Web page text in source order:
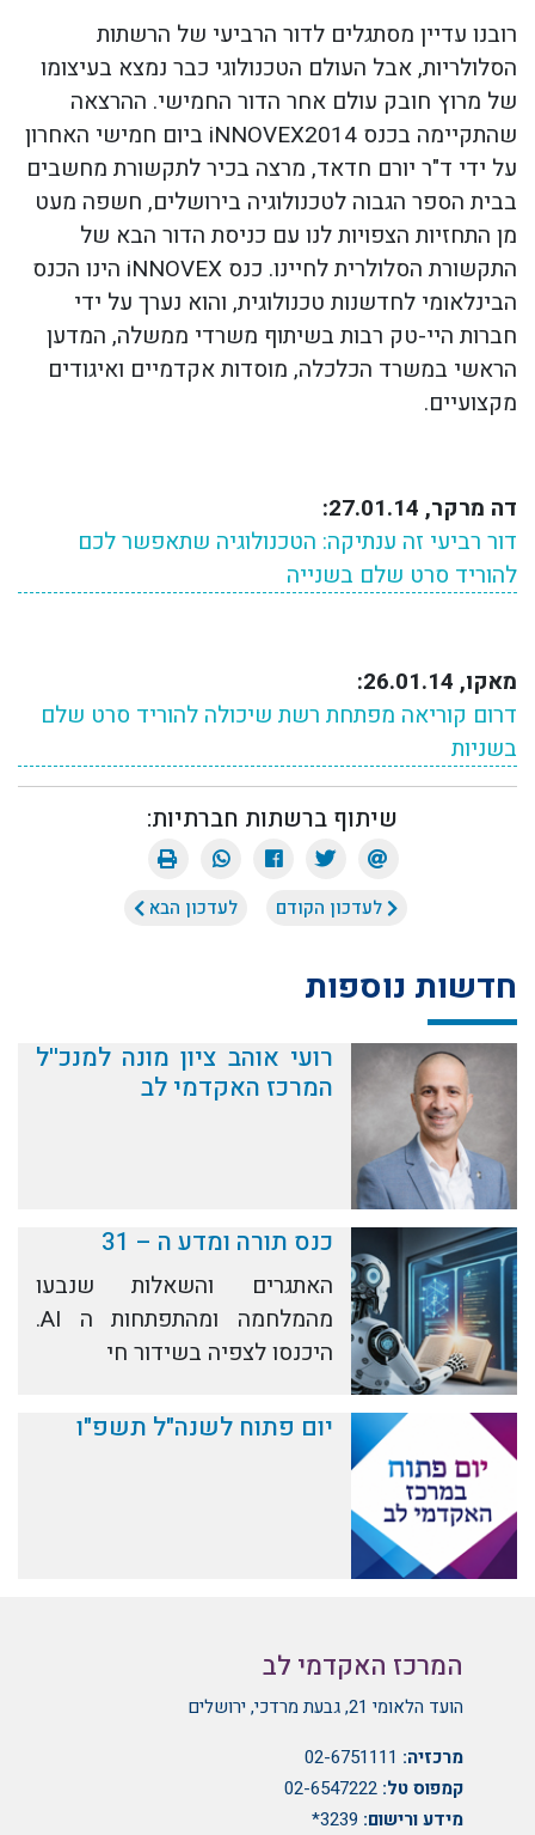
רובנו עדיין מסתגלים לדור הרביעי של הרשתות
הסלולריות, אבל העולם הטכנולוגי כבר נמצא בעיצומו
של מרוץ חובק עולם אחר הדור החמישי. ההרצאה
שהתקיימה בכנס iNNOVEX2014 ביום חמישי האחרון
על ידי ד"ר יורם חדאד, מרצה בכיר לתקשורת מחשבים
בבית הספר הגבוה לטכנולוגיה בירושלים, חשפה מעט
מן התחזיות הצפויות לנו עם כניסת הדור הבא של
התקשורת הסלולרית לחיינו. כנס iNNOVEX הינו הכנס
הבינלאומי לחדשנות טכנולוגית, והוא נערך על ידי
חברות היי-טק רבות בשיתוף משרדי ממשלה, המדען
הראשי במשרד הכלכלה, מוסדות אקדמיים ואיגודים
מקצועיים.
דה מרקר, 27.01.14:
דור רביעי זה ענתיקה: הטכנולוגיה שתאפשר לכם
להוריד סרט שלם בשנייה
מאקו, 26.01.14:
דרום קוריאה מפתחת רשת שיכולה להוריד סרט שלם
בשניות
שיתוף ברשתות חברתיות:
לעדכון הקודם לעדכון הבא
חדשות נוספות
רועי אוהב ציון מונה למנכ''ל
המרכז האקדמי לב
כנס תורה ומדע ה – 31
האתגרים והשאלות שנבעו
מהמלחמה ומהתפתחות ה AI.
היכנסו לצפיה בשידור חי
יום פתוח לשנה"ל תשפ"ו
המרכז האקדמי לב
הועד הלאומי 21, גבעת מרדכי, ירושלים
מרכזיה: 02-6751111
קמפוס טל: 02-6547222
מידע ורישום: 3239*